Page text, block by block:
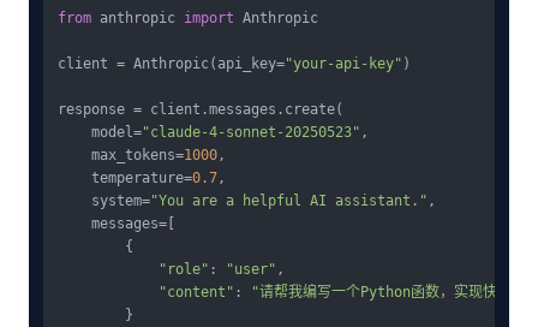
from anthropic import Anthropic
client = Anthropic(api_key="your-api-key" )
response = client.messages.create(
    model=
"claude-4-sonnet-20250523" ,
    max_tokens=
1000 ,
    temperature=
0.7 ,
    system=
"You are a helpful AI assistant." ,
    messages=[
        {
"role" : "user" ,
"content" :
"请帮我编写一个Python函数，实现快速排
        }